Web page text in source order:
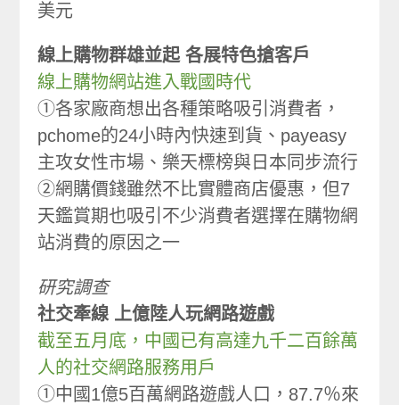
美元
線上購物群雄並起 各展特色搶客戶
線上購物網站進入戰國時代
①各家廠商想出各種策略吸引消費者，
pchome的24小時內快速到貨、payeasy
主攻女性市場、樂天標榜與日本同步流行
②網購價錢雖然不比實體商店優惠，但7
天鑑賞期也吸引不少消費者選擇在購物網
站消費的原因之一
研究調查
社交牽線 上億陸人玩網路遊戲
截至五月底，中國已有高達九千二百餘萬
人的社交網路服務用戶
①中國1億5百萬網路遊戲人口，87.7％來